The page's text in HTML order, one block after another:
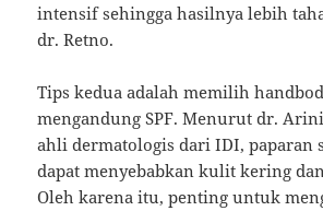
intensif sehingga hasilnya lebih
dr. Retno.
Tips kedua adalah memilih
mengandung SPF. Menurut dr.
ahli dermatologis dari IDI, paparan
dapat menyebabkan kulit kering
Oleh karena itu, penting untuk